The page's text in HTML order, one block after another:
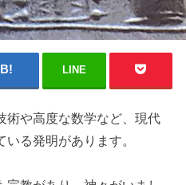
LINE
術や高度な数学など、現代
る発明があります。